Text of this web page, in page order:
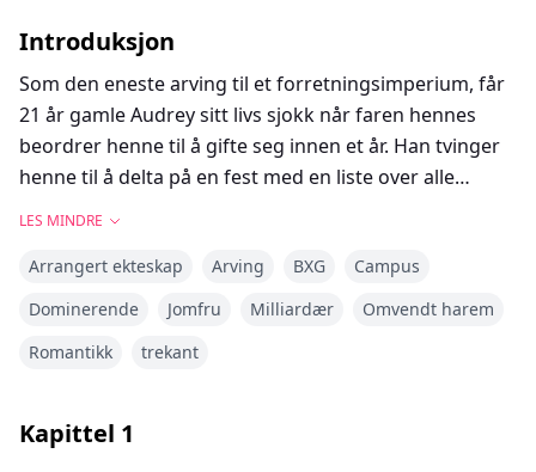
Introduksjon
Som den eneste arving til et forretningsimperium, får
21 år gamle Audrey sitt livs sjokk når faren hennes
beordrer henne til å gifte seg innen et år. Han tvinger
henne til å delta på en fest med en liste over alle
i hendene på Vanderbilt-brødrene. Caspian, den eldre
broren, er en kjekk og sexy skjørtejeger med et hjerte
sjel, med øyne så blå som havet.
Audrey, Caspian og Killian starter som venner, men
etter en overraskelsestur til Bermuda finner Audrey
LES MINDRE
Arrangert ekteskap Arving BXG
Campus
Dominerende
Jomfru Milliardær
Omvendt harem
Romantikk
trekant
Kapittel 1